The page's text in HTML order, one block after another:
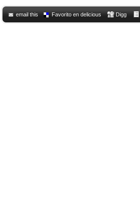
email this Favorito en delicious Digg